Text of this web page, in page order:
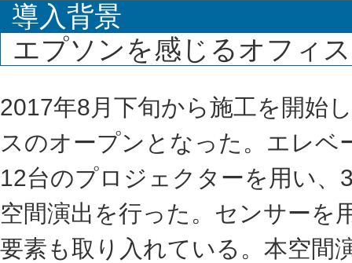
導入背景
エプソンを感じるオフィ
2017年8月下旬から施工を開始
スのオープンとなった。エレ
12台のプロジェクターを用い
空間演出を行った。センサーを
要素も取り入れている。本空間